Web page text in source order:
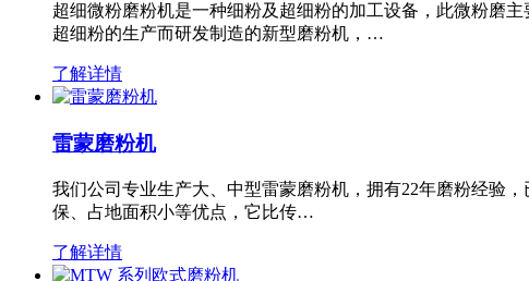
超细微粉磨粉机是一种细粉及超细粉的加工设备，此微粉磨
超细粉的生产而研发制造的新型磨粉机，…
了解详情
雷蒙磨粉机
我们公司专业生产大、中型雷蒙磨粉机，拥有22年磨粉经验
保、占地面积小等优点，它比传…
了解详情